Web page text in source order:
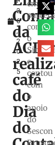
2
6
,
2
0
2
5
da
ACIBr
café
do
Dia
do
em
com
o
e
contou
com
o
apoio
do
Sescon